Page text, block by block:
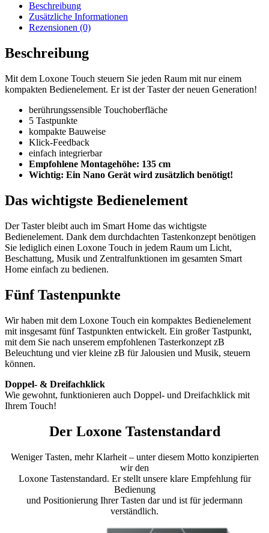
Beschreibung
Zusätzliche Informationen
Rezensionen (0)
Beschreibung
Mit dem Loxone Touch steuern Sie jeden Raum mit nur einem
kompakten Bedienelement. Er ist der Taster der neuen Generation!
berührungssensible Touchoberfläche
5 Tastpunkte
kompakte Bauweise
Klick-Feedback
einfach integrierbar
Empfohlene Montagehöhe: 135 cm
Wichtig: Ein Nano Gerät wird zusätzlich benötigt!
Das wichtigste Bedienelement
Der Taster bleibt auch im Smart Home das wichtigste
Bedienelement. Dank dem durchdachten Tastenkonzept benötigen
Sie lediglich einen Loxone Touch in jedem Raum um Licht,
Beschattung, Musik und Zentralfunktionen im gesamten Smart
Home einfach zu bedienen.
Fünf Tastenpunkte
Wir haben mit dem Loxone Touch ein kompaktes Bedienelement
mit insgesamt fünf Tastpunkten entwickelt. Ein großer Tastpunkt,
mit dem Sie nach unserem empfohlenen Tasterkonzept zB
Beleuchtung und vier kleine zB für Jalousien und Musik, steuern
können.
Doppel- & Dreifachklick
Wie gewohnt, funktionieren auch Doppel- und Dreifachklick mit
Ihrem Touch!
Der Loxone Tastenstandard
Weniger Tasten, mehr Klarheit – unter diesem Motto konzipierten
wir den
Loxone Tastenstandard. Er stellt unsere klare Empfehlung für
Bedienung
und Positionierung Ihrer Tasten dar und ist für jedermann
verständlich.